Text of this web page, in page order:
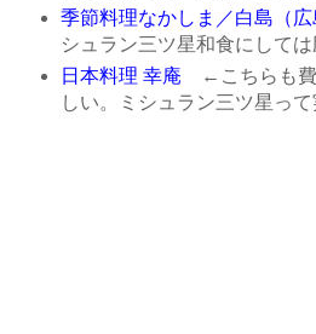
季節料理なかしま／白島（広
シュラン三ツ星和食にしては
日本料理 幸庵 ←こちらも費
しい。ミシュラン三ツ星っ